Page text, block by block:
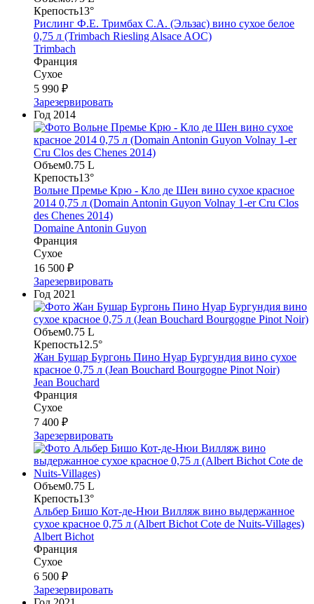
Крепость13°
Рислинг Ф.Е. Тримбах С.А. (Эльзас) вино сухое белое
0,75 л (Trimbach Riesling Alsace AOC)
Trimbach
Франция
Сухое
5 990 ₽
Зарезервировать
Год 2014
Объем0.75 L
Крепость13°
Вольне Премье Крю - Кло де Шен вино сухое красное
2014 0,75 л (Domain Antonin Guyon Volnay 1-er Cru Clos
des Chenes 2014)
Domaine Antonin Guyon
Франция
Сухое
16 500 ₽
Зарезервировать
Год 2021
Объем0.75 L
Крепость12.5°
Жан Бушар Бургонь Пино Нуар Бургундия вино сухое
красное 0,75 л (Jean Bouchard Bourgogne Pinot Noir)
Jean Bouchard
Франция
Сухое
7 400 ₽
Зарезервировать
Объем0.75 L
Крепость13°
Альбер Бишо Кот-де-Нюи Вилляж вино выдержанное
сухое красное 0,75 л (Albert Bichot Cote de Nuits-Villages)
Albert Bichot
Франция
Сухое
6 500 ₽
Зарезервировать